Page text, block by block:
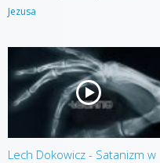
Jezusa
Lech Dokowicz - Satanizm w